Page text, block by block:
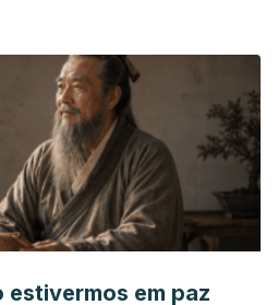
estivermos em paz